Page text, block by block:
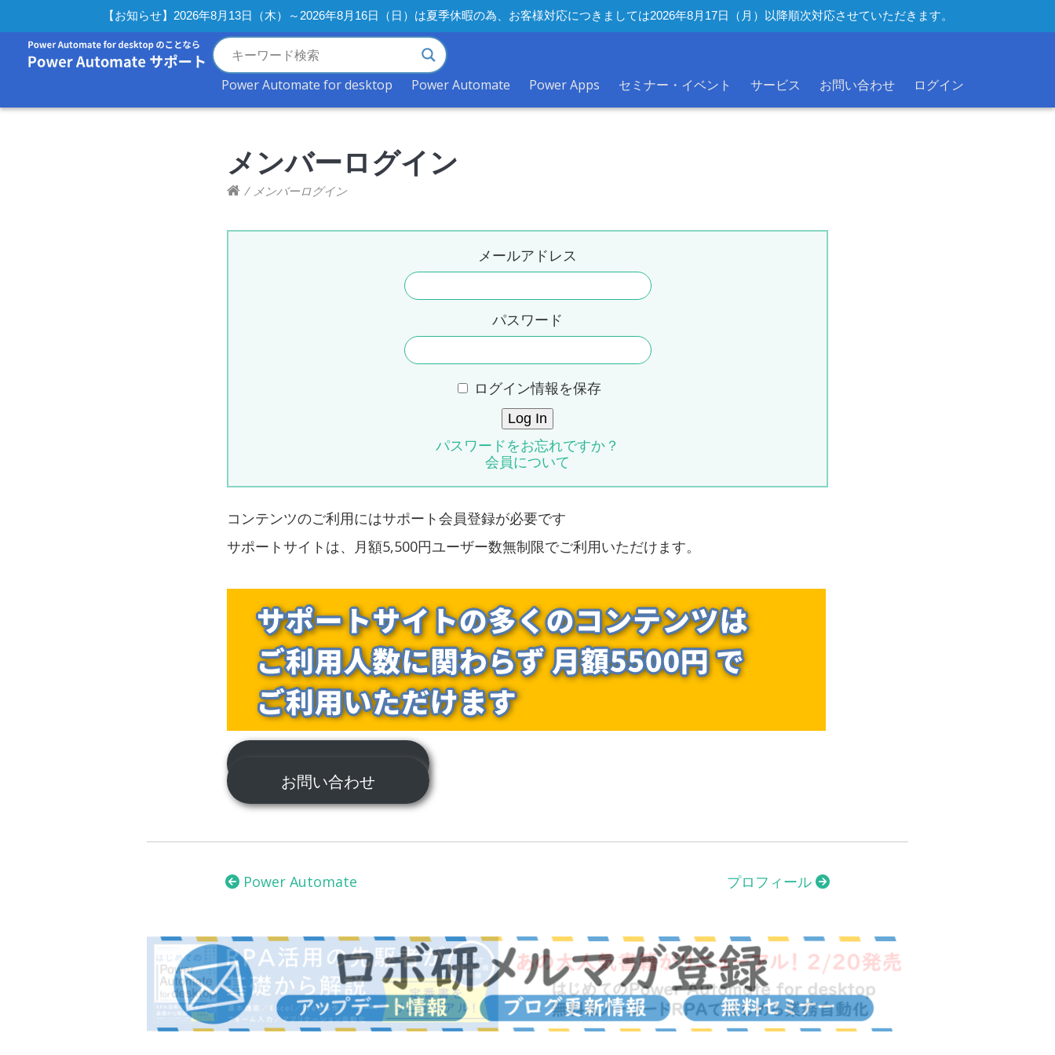
【お知らせ】2026年8月13日（木）～2026年8月16日（日）は夏季休暇の為、お客様対応につきましては2026年8月17日（月）以降順次対応させていただきます。
Power Automate for desktop Power Automate Power Apps セミナー・イベント サービス お問い合わせ ログイン
メンバーログイン
/ メンバーログイン
メールアドレス
パスワード
ログイン情報を保存
パスワードをお忘れですか？
会員について
コンテンツのご利用にはサポート会員登録が必要です
サポートサイトは、月額5,500円ユーザー数無制限でご利用いただけます。
お問い合わせ
ゲ
ー
シ
ョ
Power Automate プロフィール